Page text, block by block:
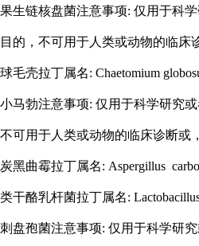
果生链核盘菌注意事项: 仅用于科
目的，不可用于人类或动物的临床
球毛壳拉丁属名: Chaetomium
小马勃注意事项: 仅用于科学研究
不可用于人类或动物的临床诊断或
炭黑曲霉拉丁属名: Aspergillus
类干酪乳杆菌拉丁属名:
刺盘孢菌注意事项: 仅用于科学研